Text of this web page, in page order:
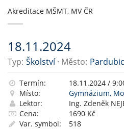
Akreditace MŠMT, MV ČR
18.11.2024
Typ: Školství· Město:
Termín:
18.11.2024 /
Místo:
Gymnázium,
Lektor:
Ing. Zdeněk
Cena:
1690 Kč
Var. symbol:
518